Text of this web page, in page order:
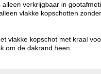
verkrijgbaar in
vlakke kopschotten
vlakke kopschot met kraal
om de dakrand heen.